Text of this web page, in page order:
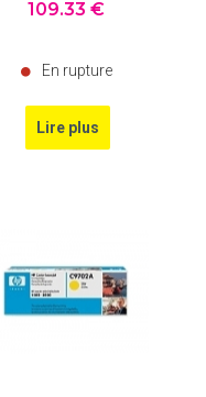
109.33 €
En rupture